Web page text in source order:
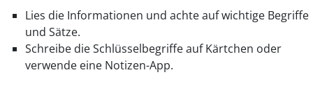
Lies die Informationen und achte auf wichtige Begriffe
und Sätze.
Schreibe die Schlüsselbegriffe auf Kärtchen oder
verwende eine Notizen-App.